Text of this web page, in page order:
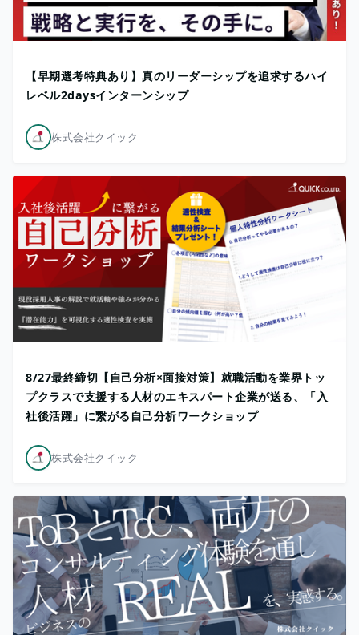
【早期選考特典あり】真のリーダーシップを追求するハイ
レベル2daysインターンシップ
株式会社クイック
8/27最終締切【自己分析×面接対策】就職活動を業界トッ
プクラスで支援する人材のエキスパート企業が送る、「入
社後活躍」に繋がる自己分析ワークショップ
株式会社クイック